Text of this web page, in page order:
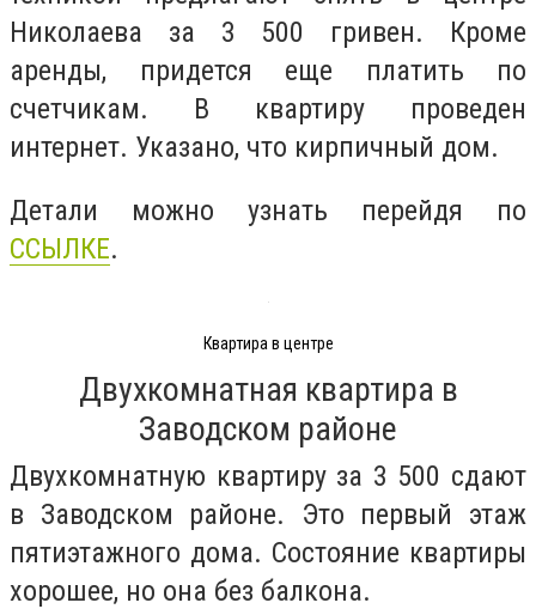
Николаева за 3 500 гривен. Кроме
аренды, придется еще платить по
счетчикам. В квартиру проведен
интернет. Указано, что кирпичный дом.
Детали можно узнать перейдя по
ССЫЛКЕ.
Квартира в центре
Двухкомнатная квартира в
Заводском районе
Двухкомнатную квартиру за 3 500 сдают
в Заводском районе. Это первый этаж
пятиэтажного дома. Состояние квартиры
хорошее, но она без балкона.